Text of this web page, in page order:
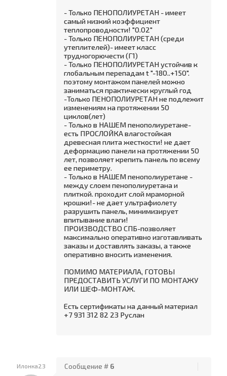
- Только ПЕНОПОЛИУРЕТАН - имеет
самый низкий коэффициент
теплопроводности! "0.02"
- Только ПЕНОПОЛИУРЕТАН (среди
утеплителей)- имеет класс
трудногорючести (Г1)
- Только ПЕНОПОЛИУРЕТАН устойчив к
глобальным перепадам t "-180..+150".
поэтому монтажом панелей можно
заниматься практически круглый год
-Только ПЕНОПОЛИУРЕТАН не подлежит
изменениям на протяжении 50
циклов(лет)
- Только в НАШЕМ пенополиуретане-
есть ПРОСЛОЙКА влагостойкая
древесная плита жесткости! не дает
деформацию панели на протяжении 50
лет, позволяет крепить панель по всему
ее периметру.
- Только в НАШЕМ пенополиуретане -
между слоем пенополиуретана и
плиткой. проходит слой мраморной
крошки!- не дает ультрафиолету
разрушить панель, минимизирует
впитывание влаги!
ПРОИЗВОДСТВО СПБ-позволяет
максимально оперативно изготавливать
заказы и доставлять заказы, а также
оперативно вносить изменения.
ПОМИМО МАТЕРИАЛА, ГОТОВЫ
ПРЕДОСТАВИТЬ УСЛУГИ ПО МОНТАЖУ
ИЛИ ШЕФ-МОНТАЖ.
Есть сертификаты на данный материал
+7 931 312 82 23 Руслан
Илонка23 Сообщение # 6